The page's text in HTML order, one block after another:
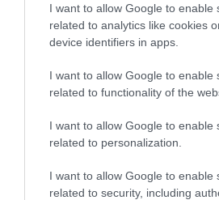
I want to allow Google to enable
related to analytics like cookies
device identifiers in apps.
I want to allow Google to enable
related to functionality of the
I want to allow Google to enable
related to personalization.
I want to allow Google to enable
related to security, including
Η ανακοίνωση του
Πυροσβεστών για την
που γέλασε στη φωτιά